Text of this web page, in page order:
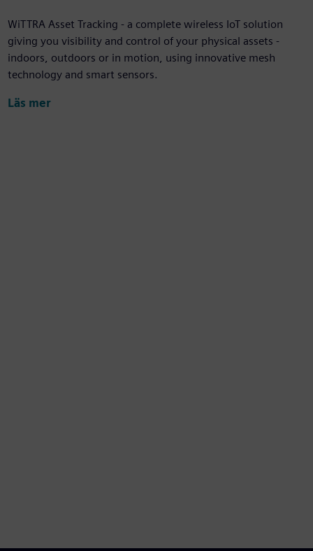
WiTTRA Asset Tracking - a complete wireless IoT solution
giving you visibility and control of your physical assets -
indoors, outdoors or in motion, using innovative mesh
technology and smart sensors.
Läs mer